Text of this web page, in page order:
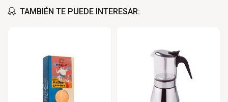
TAMBIÉN TE PUEDE INTERESAR: